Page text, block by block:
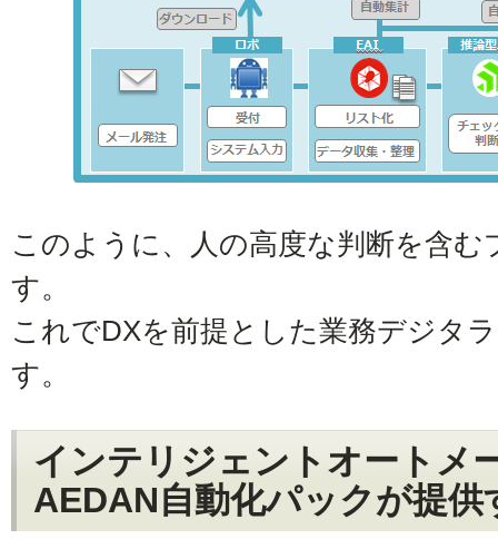
このように、人の高度な判断を含
す。
これでDXを前提とした業務デジタ
す。
インテリジェントオートメ
AEDAN自動化パックが提供